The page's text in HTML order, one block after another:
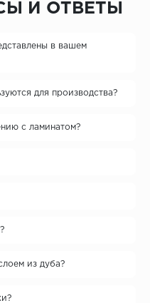
И ОТВЕТЫ
в вашем
для производства?
с ламинатом?
из дуба?